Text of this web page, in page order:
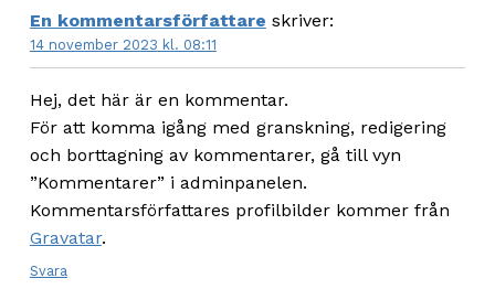
En kommentarsförfattare skriver:
14 november 2023 kl. 08:11
Hej, det här är en kommentar.
För att komma igång med granskning, redigering
och borttagning av kommentarer, gå till vyn
”Kommentarer” i adminpanelen.
Kommentarsförfattares profilbilder kommer från
Gravatar.
Svara